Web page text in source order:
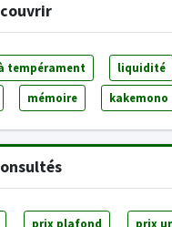
tempérament liquidité
mémoire kakemono
prix plafond prix